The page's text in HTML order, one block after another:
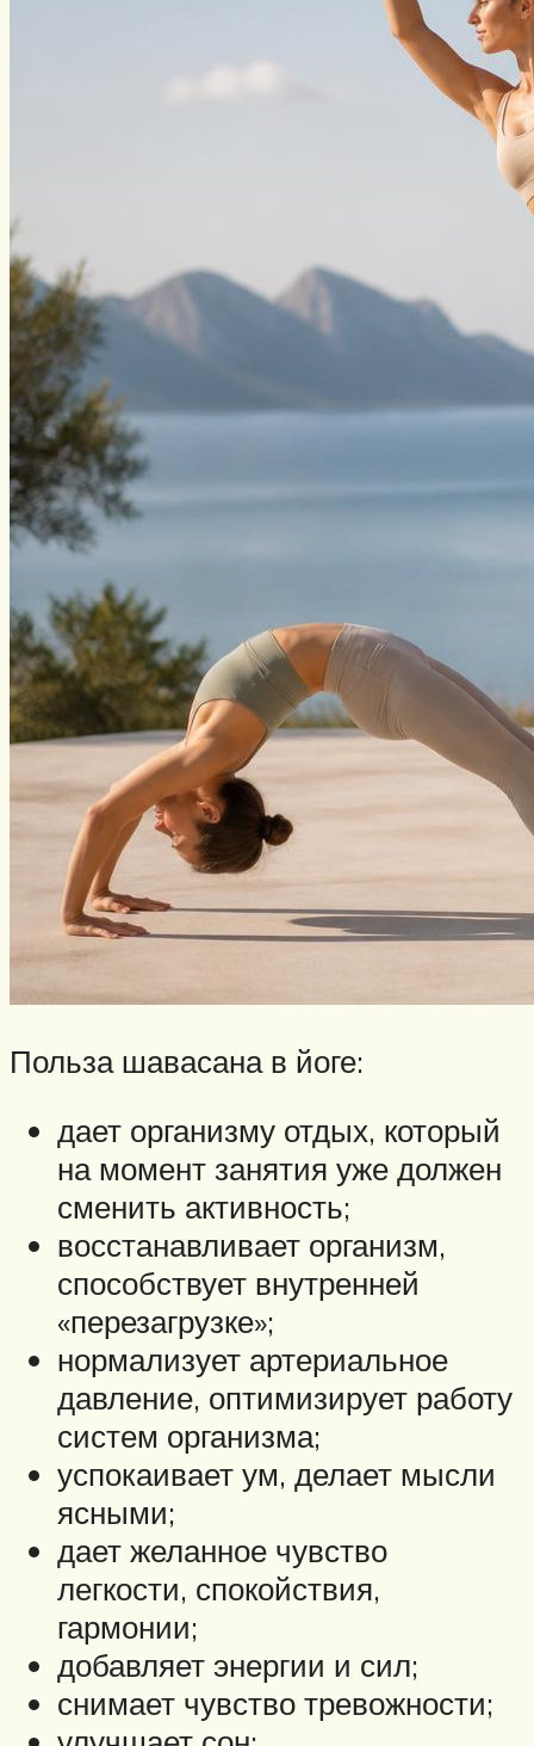
Польза шавасана в йоге:
дает организму отдых, который
на момент занятия уже должен
сменить активность;
восстанавливает организм,
способствует внутренней
«перезагрузке»;
нормализует артериальное
давление, оптимизирует работу
систем организма;
успокаивает ум, делает мысли
ясными;
дает желанное чувство
легкости, спокойствия,
гармонии;
добавляет энергии и сил;
снимает чувство тревожности;